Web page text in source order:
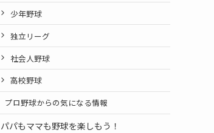
少年野球
独立リーグ
社会人野球
高校野球
プロ野球からの気になる情報
パパもママも野球を楽しもう！